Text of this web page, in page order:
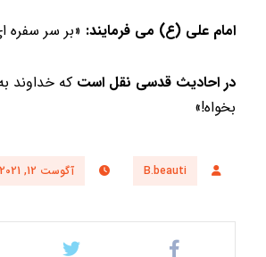
امام علی (ع) می فرمایند: «بر سر سفره
در احادیث قدسی نقل است که خداوند
بخواه!»
B.beauti آگوست 12, 2021